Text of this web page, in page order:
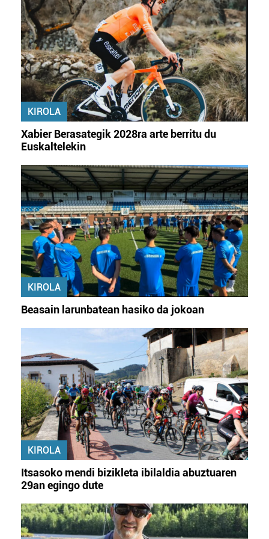
duten interes legitimoa eta horren aurka nola egin
dezakezun ikusteko.
Lortu zure datu pertsonalak prozesatzeko moduari
buruzko informazio gehiago eta ezarri zure lehentasunak
datuen atalean. Edozein unetan alda edo ken dezakezu
zure baimena Cookieen adierazpenean.
Webgune honek cookie propioak eta hirugarrenen cookie-
fitxategiak erabiltzen ditu. Zure esperientzia eta
baliatzen gara. Ohar hau onartuz gero, teknologia hori
erabiltzeko baimen esplizitua ematen diguzu.Gehiago
irakurri
KIROLA
Xabier Berasategik 2028ra arte berritu du
Euskaltelekin
KIROLA
Beasain larunbatean hasiko da jokoan
KIROLA
Itsasoko mendi bizikleta ibilaldia abuztuaren
29an egingo dute